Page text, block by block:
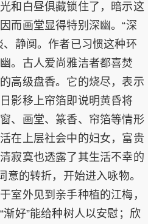
和白昼俱藏锁住了，暗示这
而画堂显得特别深幽。“深
、静阒。作者已习惯这种环
。古人爱尚雅洁者都喜焚
高级盘香。它的烧尽，表示
影移上帘箔即说明黄昏将
、画堂、篆香、帘箔等情形
在上层社会中的妇女，富贵
寂寞也透露了其生活不幸的
意的转折，开始进入咏物。
室外见到亲手种植的江梅，
好”能给种树人以安慰；欣